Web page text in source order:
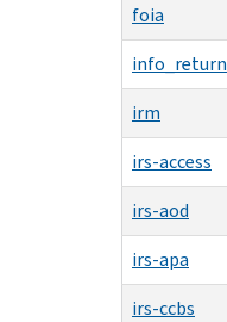
foia
info_return
irm
irs-access
irs-aod
irs-apa
irs-ccbs